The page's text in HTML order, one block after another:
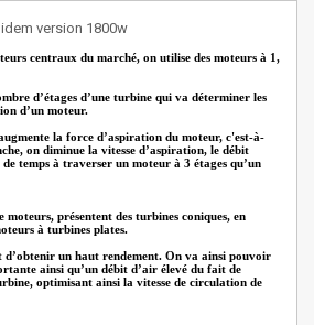
version 1800w
centraux du marché, on utilise des moteurs à 1,
d’étages d’une turbine qui va déterminer les
d’un moteur.
la force d’aspiration du moteur, c'est-à-
on diminue la vitesse d’aspiration, le débit
temps à traverser un moteur à 3 étages qu’un
moteurs, présentent des turbines coniques, en
à turbines plates.
d’obtenir un haut rendement. On va ainsi pouvoir
ainsi qu’un débit d’air élevé du fait de
optimisant ainsi la vitesse de circulation de